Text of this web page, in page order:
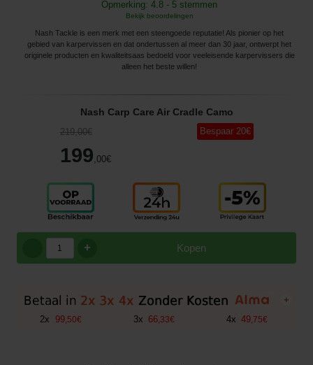
Opmerking: 4.8 - 5 stemmen
Bekijk beoordelingen
Nash Tackle is een merk met een steengoede reputatie! Als pionier op het
gebied van karpervissen en dat ondertussen al meer dan 30 jaar, ontwerpt het
originele producten en kwaliteitsaas bedoeld voor veeleisende karpervissers die
alleen het beste willen!
Nash Carp Care Air Cradle Camo
219,00€
199 ,00€
Bespaar 20€
Kopen
+
+
2x 99, 50€ 3x 66, 33€ 4x 49 75€